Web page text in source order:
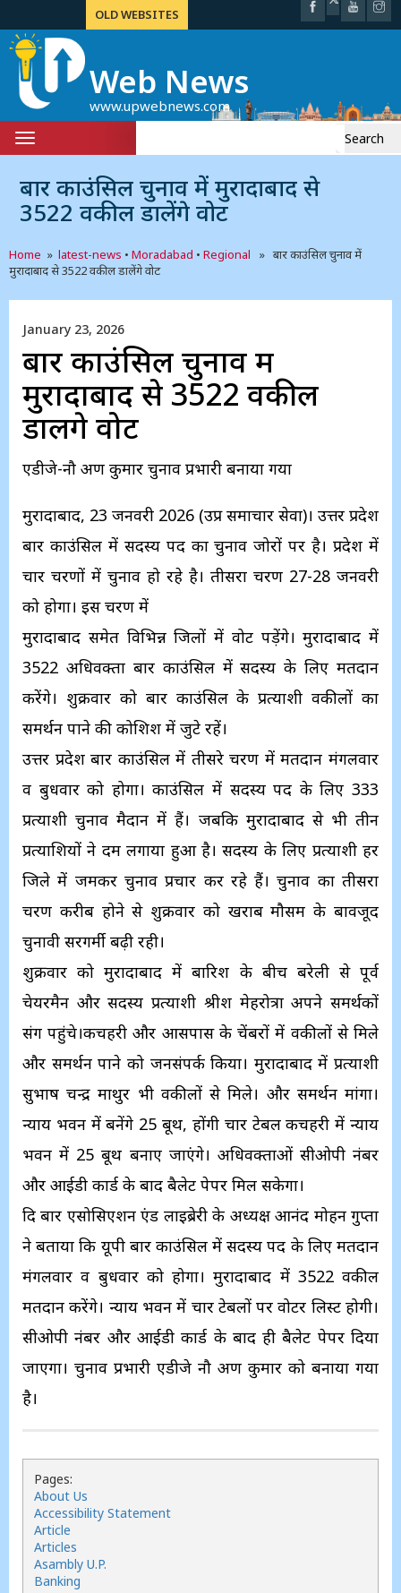
OLD WEBSITES
Web News
www.upwebnews.com
Toggle
navigation
बार काउंसिल चुनाव में मुरादाबाद से
3522 वकील डालेंगे वोट
Home » latest-news • Moradabad • Regional » बार काउंसिल चुनाव में
मुरादाबाद से 3522 वकील डालेंगे वोट
January 23, 2026
बार काउंसिल चुनाव में
मुरादाबाद से 3522 वकील
डालेंगे वोट
एडीजे-नौ अरुण कुमार चुनाव प्रभारी बनाया गया
मुरादाबाद, 23 जनवरी 2026 (उप्र समाचार सेवा)। उत्तर प्रदेश
बार काउंसिल में सदस्य पद का चुनाव जोरों पर है। प्रदेश में
चार चरणों में चुनाव हो रहे है। तीसरा चरण 27-28 जनवरी
को होगा। इस चरण में
मुरादाबाद समेत विभिन्न जिलों में वोट पड़ेंगे। मुरादाबाद में
3522 अधिवक्ता बार काउंसिल में सदस्य के लिए मतदान
करेंगे। शुक्रवार को बार काउंसिल के प्रत्याशी वकीलों का
समर्थन पाने की कोशिश में जुटे रहें।
उत्तर प्रदेश बार काउंसिल में तीसरे चरण में मतदान मंगलवार
व बुधवार को होगा। काउंसिल में सदस्य पद के लिए 333
प्रत्याशी चुनाव मैदान में हैं। जबकि मुरादाबाद से भी तीन
प्रत्याशियों ने दम लगाया हुआ है। सदस्य के लिए प्रत्याशी हर
जिले में जमकर चुनाव प्रचार कर रहे हैं। चुनाव का तीसरा
चरण करीब होने से शुक्रवार को खराब मौसम के बावजूद
चुनावी सरगर्मी बढ़ी रही।
शुक्रवार को मुरादाबाद में बारिश के बीच बरेली से पूर्व
चेयरमैन और सदस्य प्रत्याशी श्रीश मेहरोत्रा अपने समर्थकों
संग पहुंचे।कचहरी और आसपास के चेंबरों में वकीलों से मिले
और समर्थन पाने को जनसंपर्क किया। मुरादाबाद में प्रत्याशी
सुभाष चन्द्र माथुर भी वकीलों से मिले। और समर्थन मांगा।
न्याय भवन में बनेंगे 25 बूथ, होंगी चार टेबल कचहरी में न्याय
भवन में 25 बूथ बनाए जाएंगे। अधिवक्ताओं सीओपी नंबर
और आईडी कार्ड के बाद बैलेट पेपर मिल सकेगा।
दि बार एसोसिएशन एंड लाइब्रेरी के अध्यक्ष आनंद मोहन गुप्ता
ने बताया कि यूपी बार काउंसिल में सदस्य पद के लिए मतदान
मंगलवार व बुधवार को होगा। मुरादाबाद में 3522 वकील
मतदान करेंगे। न्याय भवन में चार टेबलों पर वोटर लिस्ट होगी।
सीओपी नंबर और आईडी कार्ड के बाद ही बैलेट पेपर दिया
जाएगा। चुनाव प्रभारी एडीजे नौ अरुण कुमार को बनाया गया
है।
Pages:
About Us
Accessibility Statement
Article
Articles
Asambly U.P.
Banking